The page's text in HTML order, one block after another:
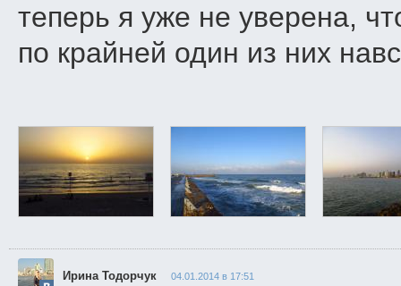
теперь я уже не уверена,
по крайней один из них
Ирина Тодорчук 04.01.2014 в 17:51